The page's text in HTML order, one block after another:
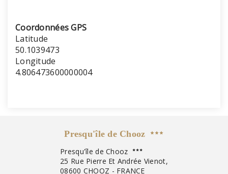
Coordonnées GPS
Latitude
50.1039473
Longitude
4.806473600000004
Presqu'île de Chooz
Presqu'île de Chooz
25 Rue Pierre Et Andrée Vienot,
08600 CHOOZ - FRANCE